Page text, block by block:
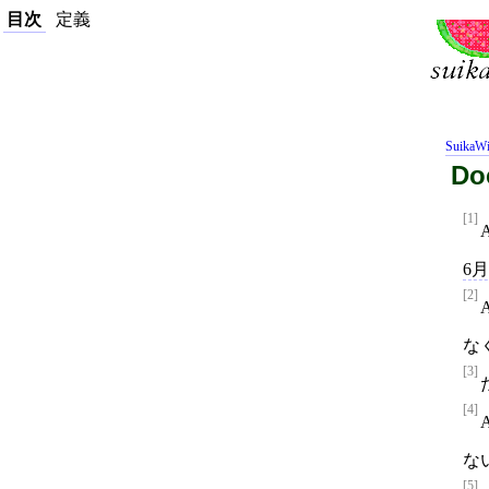
[1]
6
[2]
な
[3]
[4]
な
[5]
目次 定義